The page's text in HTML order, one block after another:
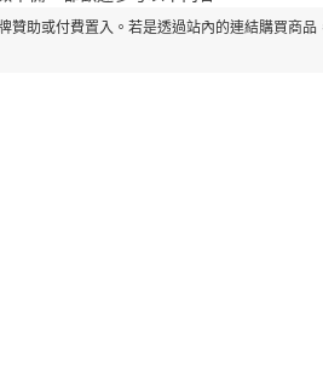
贊助或付費置入。若是透過站內的連結購買商